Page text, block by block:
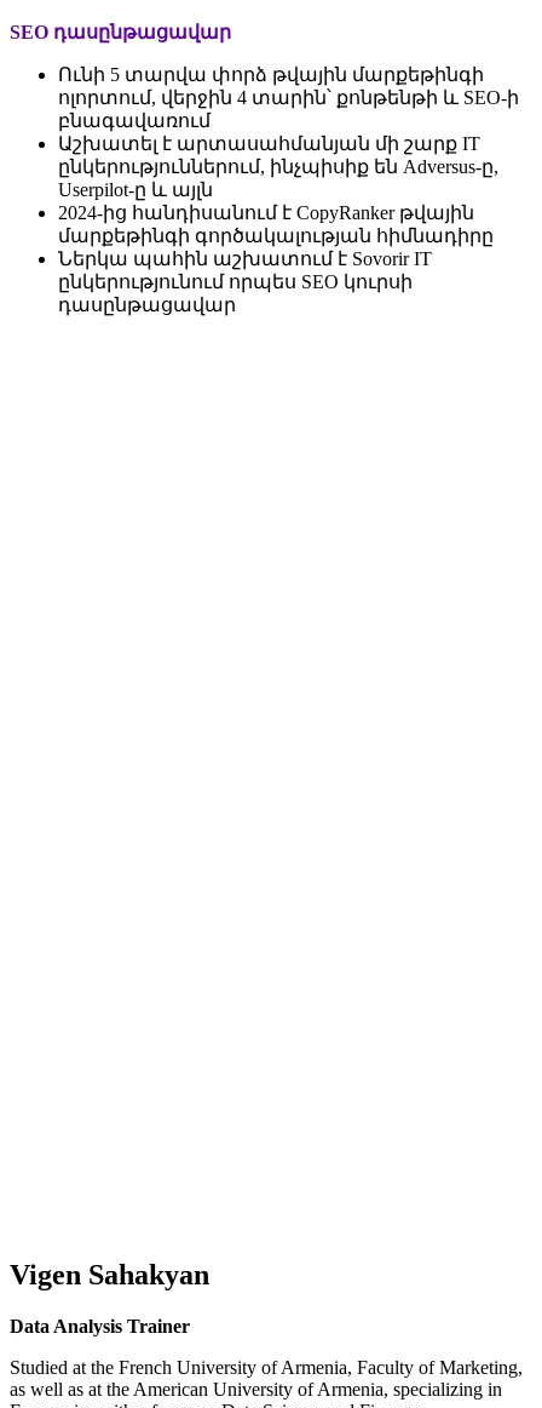
SEO դասընթացավար
Ունի 5 տարվա փորձ թվային մարքեթինգի
ոլորտում, վերջին 4 տարին՝ քոնթենթի և SEO-ի
բնագավառում
Աշխատել է արտասահմանյան մի շարք IT
ընկերություններում, ինչպիսիք են Adversus-ը,
Userpilot-ը և այլն
2024-ից հանդիսանում է CopyRanker թվային
մարքեթինգի գործակալության հիմնադիրը
Ներկա պահին աշխատում է Sovorir IT
ընկերությունում որպես SEO կուրսի
դասընթացավար
Vigen Sahakyan
Data Analysis Trainer
Studied at the French University of Armenia, Faculty of Marketing,
as well as at the American University of Armenia, specializing in